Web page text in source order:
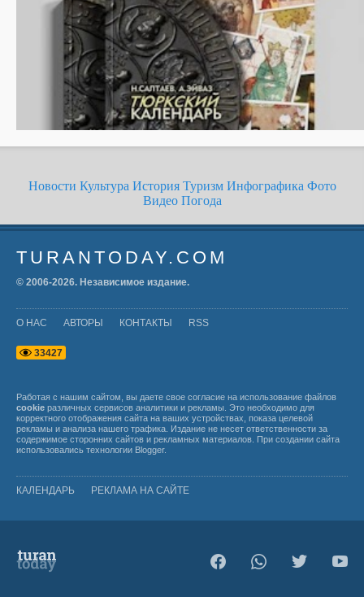
Новости Культура История Туризм Инфографика Фото
Видео Погода
TURANTODAY.COM
© 2006-2026. Независимое издание.
О НАС АВТОРЫ КОНТАКТЫ RSS
33427
Работая с нашим сайтом, вы даете свое согласие на использование файлов
cookie различных сервисов аналитики и рекламы. Это необходимо для
корректного отображения сайта на ваших устройствах, показа целевой
рекламы и анализа нашего трафика. Издание не несет ответственности за
содержимое сторонних сайтов и рекламных материалов. При создании сайта
использовались технологии Blogger.
КАЛЕНДАРЬ РЕКЛАМА НА САЙТЕ